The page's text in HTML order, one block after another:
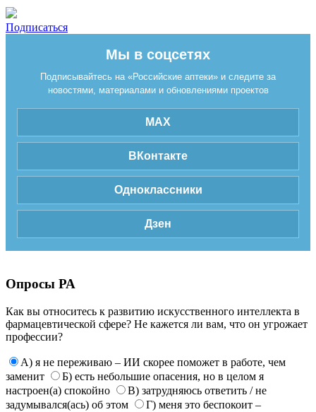
Подписаться
Мы в соцсетях
Подписывайтесь на «Российские аптеки» и следите за
новостями, материалами и обновлениями проектов
MAX
ВКонтакте
Одноклассники
Дзен
Опросы РА
Как вы относитесь к развитию искусственного интеллекта в
фармацевтической сфере? Не кажется ли вам, что он угрожает
профессии?
А) я не переживаю – ИИ скорее поможет в работе, чем
заменит
Б) есть небольшие опасения, но в целом я
настроен(а) спокойно
В) затрудняюсь ответить / не
задумывался(ась) об этом
Г) меня это беспокоит –